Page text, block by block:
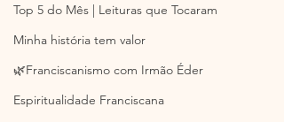
Top 5 do Mês | Leituras que Tocaram
Minha história tem valor
🌿Franciscanismo com Irmão Éder
Espiritualidade Franciscana